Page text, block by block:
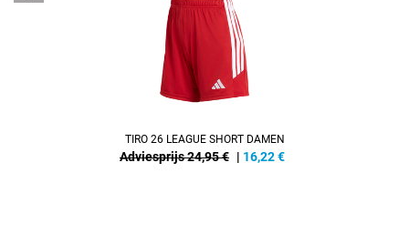
TIRO 26 LEAGUE SHORT DAMEN
Adviesprijs 24,95 € | 16,22€